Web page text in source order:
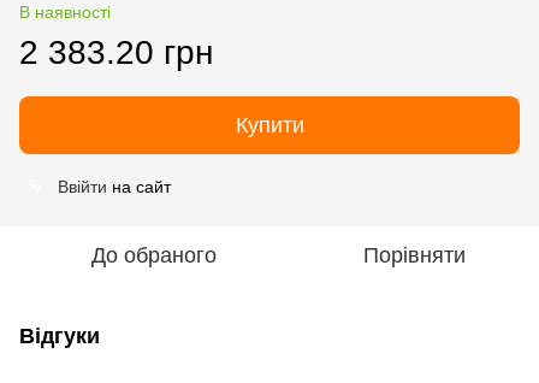
В наявності
2 383.20 грн
Купити
Ввійти на сайт
До обраного Порівняти
Відгуки